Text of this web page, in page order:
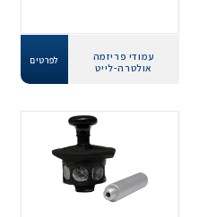
עמודי פריזמה
אולטרה-לייט
לפרטים